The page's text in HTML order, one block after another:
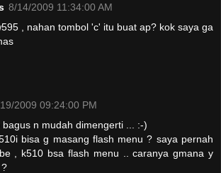
8/14/2009 11:34:00 AM
, nahan tombol 'c' itu buat ap? kok saya ga
2009 09:24:00 PM
bagus n mudah dimengerti ... :-)
bisa g masang flash menu ? saya pernah
, k510 bsa flash menu .. caranya gmana y